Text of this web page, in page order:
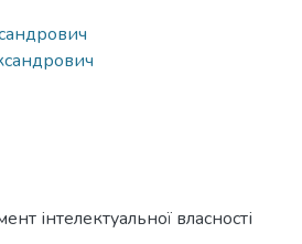
інтелектуальної власності